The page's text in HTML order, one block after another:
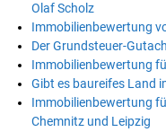
Olaf Scholz
Immobilienbewertung
Der Grundsteuer-
Immobilienbewertung
Gibt es baureifes Land
Immobilienbewertung
Chemnitz und Leipzig